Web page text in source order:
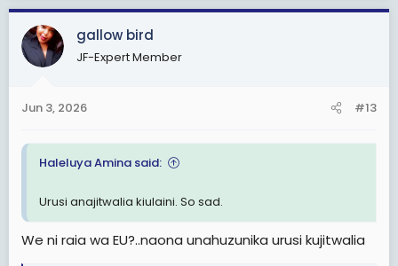
a
c
t
i
s
gallow bird
JF-Expert Member
Jun 3, 2026 #13
Haleluya Amina said:
Urusi anajitwalia kiulaini. So sad.
We ni raia wa EU?..naona unahuzunika urusi kujitwalia